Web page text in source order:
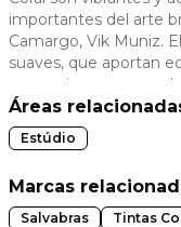
slide
importantes del arte
Camargo, Vik Muniz.
suaves, que aportan
menos importantes
Niemeyer, Jorge
del propio Chicô.
Áreas
Estúdio
Marcas
Salvabras Tintas